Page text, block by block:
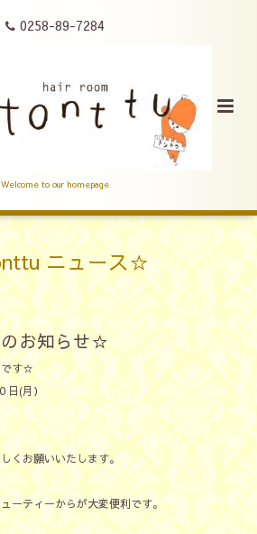
0258-89-7284
Welcome to our homepage
ニュース☆
お知らせ☆
です☆
日(月）
くお願いいたします。
ーティーからが大変便利です。